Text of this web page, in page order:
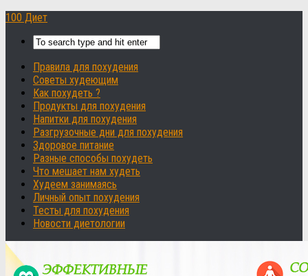
100 Диет
Правила для похудения
Советы худеющим
Как похудеть ?
Продукты для похудения
Напитки для похудения
Разгрузочные дни для похудения
Здоровое питание
Разные способы похудеть
Что мешает нам худеть
Худеем занимаясь
Личный опыт похудения
Тесты для похудения
Новости диетологии